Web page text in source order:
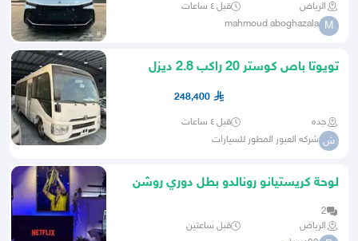
الرياض قبل ٤ ساعات
M
mahmoud aboghazala
تويوتا باص كوستر 20 راكب 2.8 ديزل
248,400
جده قبل ٤ ساعات
ش شركه العبور المطور للسيارات
لوحة كريستيانو رونالدو بطل دوري روشن
2
الرياض
قبل ساعتين